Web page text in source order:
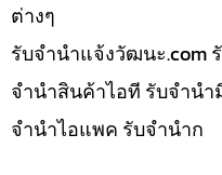
ต่างๆ
รับจํานําแจ้งวัฒนะ.com
จำนำสินค้าไอที รับจำน
จำนำไอแพค รับจำนำก